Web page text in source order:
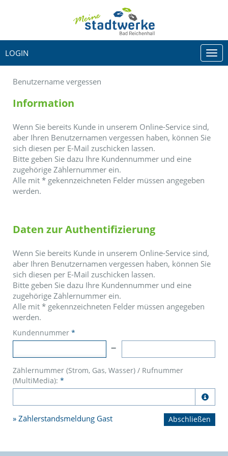
LOGIN
Benutzername vergessen
Information
Wenn Sie bereits Kunde in unserem Online-Service sind,
aber Ihren Benutzernamen vergessen haben, können Sie
sich diesen per E-Mail zuschicken lassen.
Bitte geben Sie dazu Ihre Kundennummer und eine
zugehörige Zählernummer ein.
Alle mit * gekennzeichneten Felder müssen angegeben
werden.
Daten zur Authentifizierung
Wenn Sie bereits Kunde in unserem Online-Service sind,
aber Ihren Benutzernamen vergessen haben, können Sie
sich diesen per E-Mail zuschicken lassen.
Bitte geben Sie dazu Ihre Kundennummer und eine
zugehörige Zählernummer ein.
Alle mit * gekennzeichneten Felder müssen angegeben
werden.
Kundennummer *
Zählernummer (Strom, Gas, Wasser) / Rufnummer
(MultiMedia): *

Zählerstandsmeldung Gast